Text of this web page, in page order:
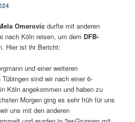
Omerovic durfte mit anderen
nach Köln reisen, um dem DFB-
Hier ist ihr Bericht:
und einer weiteren
sind wir nach einer 6-
Köln angekommen und haben zu
Morgen ging es sehr früh für uns
uns mit den anderen